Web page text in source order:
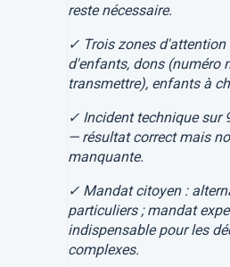
reste nécessaire.
✓ Trois zones d'attention
d'enfants, dons (numéro
transmettre), enfants à
✓ Incident technique sur
— résultat correct mais
manquante.
✓ Mandat citoyen :
particuliers ; mandat
indispensable pour les
complexes.